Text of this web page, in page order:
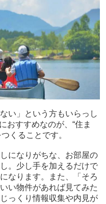
い」という方もいらっし
おすすめなのが、“住ま
くることです。
になりがちな、お部屋の
。少し手を加えるだけで
なります。また、「そろ
い物件があれば見てみた
っくり情報収集や内見が